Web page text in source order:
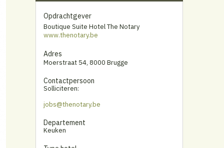
Opdrachtgever
Boutique Suite Hotel The Notary
www.thenotary.be
Adres
Moerstraat 54, 8000 Brugge
Contactpersoon
Solliciteren:
jobs@thenotary.be
Departement
Keuken